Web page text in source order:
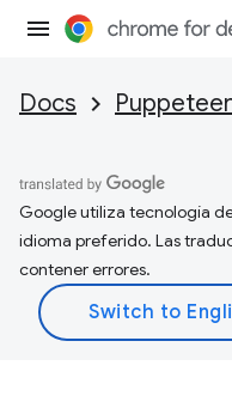
Docs Puppeteer
Google utiliza tecnología
idioma preferido. Las
contener errores.